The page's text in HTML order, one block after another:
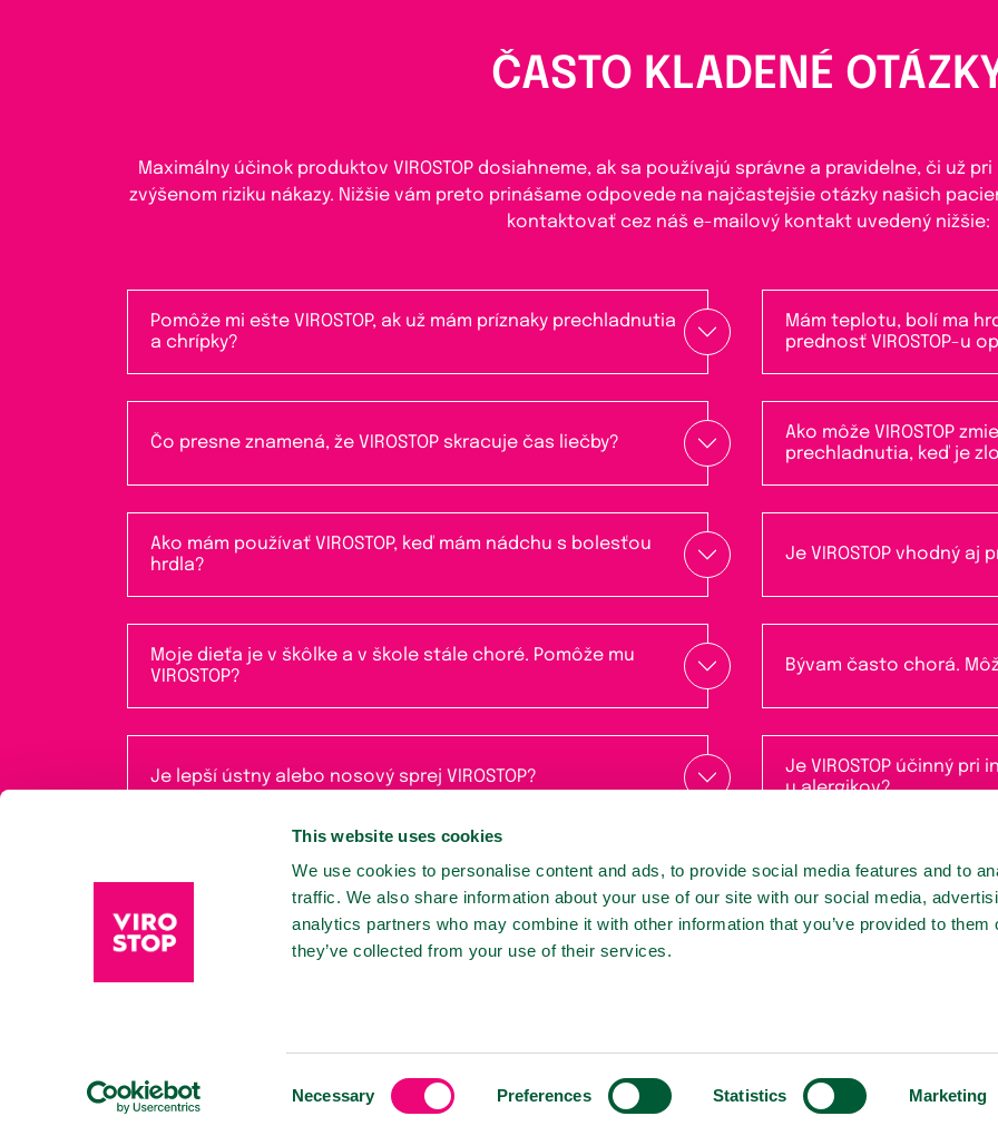
This website uses cookies
We use cookies to personalise content and ads, to provide social media features and to
traffic. We also share information about your use of our site with our social media,
analytics partners who may combine it with other information that you’ve provided to them
they’ve collected from your use of their services.
Necessary Preferences Statistics Marketing
ČASTO KLADENÉ
Maximálny účinok produktov VIROSTOP dosiahneme, ak sa používajú správne a pravidelne, či už
zvýšenom riziku nákazy. Nižšie vám preto prinášame odpovede na najčastejšie otázky našich
kontaktovať cez náš e-mailový kontakt uvedený nižšie:
Pomôže mi ešte VIROSTOP, ak už mám príznaky prechladnutia
a chrípky?
Mám teplotu, bolí ma
prednosť VIROSTOP-u
Čo presne znamená, že VIROSTOP skracuje čas liečby?
Ako môže VIROSTOP
prechladnutia, keď je
Ako mám používať VIROSTOP, keď mám nádchu s bolesťou
hrdla?
Je VIROSTOP vhodný aj
Moje dieťa je v škôlke a v škole stále choré. Pomôže mu
VIROSTOP?
Bývam často chorá.
Je lepší ústny alebo nosový sprej VIROSTOP?
Je VIROSTOP účinný
u alergikov?
Pravidlá súťaže